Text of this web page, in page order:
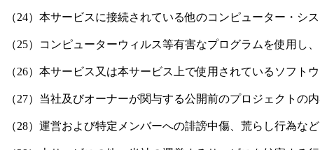
（24）本サービスに接続されている他のコンピューター・シ
（25）コンピューターウィルス等有害なプログラムを使用
（26）本サービス又は本サービス上で使用されているソフ
（27）当社及びオーナーが関与する公開前のプロジェクトの
（28）運営および特定メンバーへの誹謗中傷、荒らし行為な